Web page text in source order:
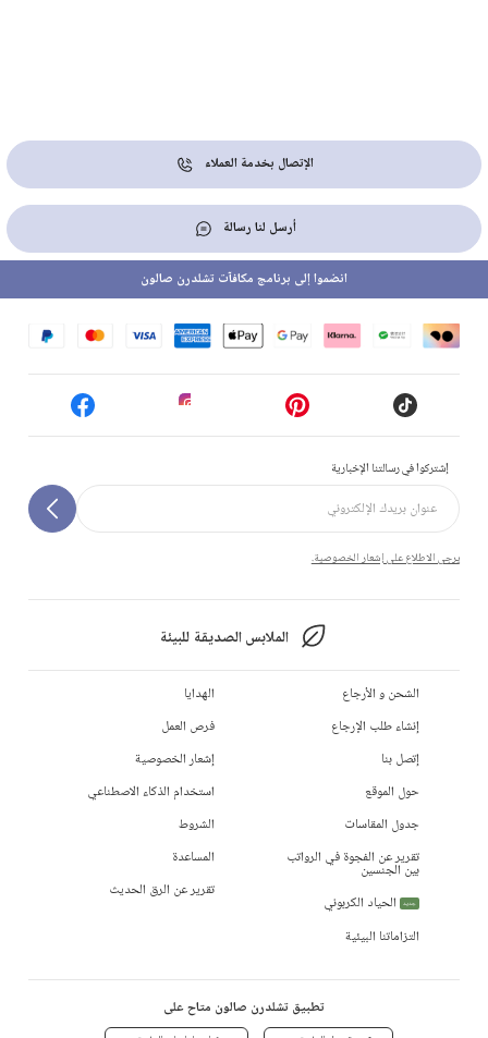
الإتصال بخدمة العملاء
أرسل لنا رسالة
إشتركوا في رسالتنا الإخبارية
يرجى الاطلاع على إشعار الخصوصية.
الملابس الصديقة للبيئة
انضموا إلى برنامج مكافآت تشلدرن صالون
الشحن و الأرجاع
إنشاء طلب الإرجاع
إتصل بنا
حول الموقع
جدول المقاسات
تقرير عن الفجوة في الرواتب
بين الجنسين
جديد
الحياد الكربوني
التزاماتنا البيئية
الهدايا
فرص العمل
إشعار الخصوصية
استخدام الذكاء الاصطناعي
الشروط
المساعدة
تقرير عن الرق الحديث
تطبيق تشلدرن صالون متاح على